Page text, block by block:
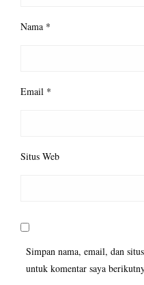
Nama *
Email *
Situs Web
Simpan nama, email, dan
untuk komentar saya